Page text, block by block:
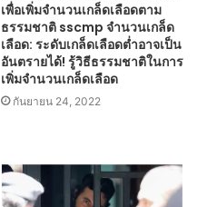
เพื่อเพิ่มจำนวนเกล็ดเลือดตาม
ธรรมชาติ sscmp จำนวนเกล็ด
เลือด: ระดับเกล็ดเลือดต่ำอาจเป็น
อันตรายได้! รู้วิธีธรรมชาติในการ
เพิ่มจำนวนเกล็ดเลือด
กันยายน 24, 2022